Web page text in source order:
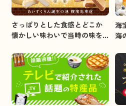
さっぱりとした食感とどこか
懐かしい味わいで当時の味を
海
海